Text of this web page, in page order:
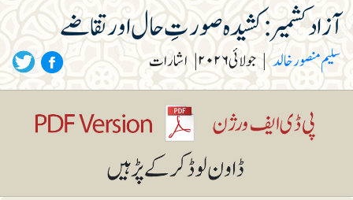
آزاد کشمیر: کشیدہ صورتِ حال اور تقاضے
سلیم منصور خالد | جولائی ۲۰۲۶ | اشارات